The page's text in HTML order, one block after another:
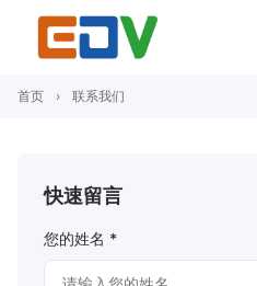
首页 › 联系我们
快速留言
您的姓名 *